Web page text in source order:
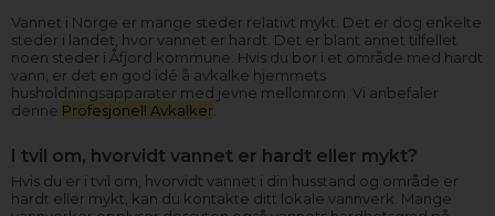
Vannet i Norge er mange steder relativt mykt. Det er dog enkelte
steder i landet, hvor vannet er hardt. Det er blant annet tilfellet
noen steder i Åfjord kommune. Hvis du bor i et område med hardt
vann, er det en god idé å avkalke hjemmets
husholdningsapparater med jevne mellomrom. Vi anbefaler
denne Profesjonell Avkalker
I tvil om, hvorvidt vannet er hardt eller mykt?
Hvis du er i tvil om, hvorvidt vannet i din husstand og område er
hardt eller mykt, kan du kontakte ditt lokale vannverk. Mange